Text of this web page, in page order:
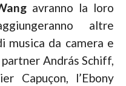
avranno la loro
altre
musica da camera e
András Schiff,
Capuçon, l’Ebony